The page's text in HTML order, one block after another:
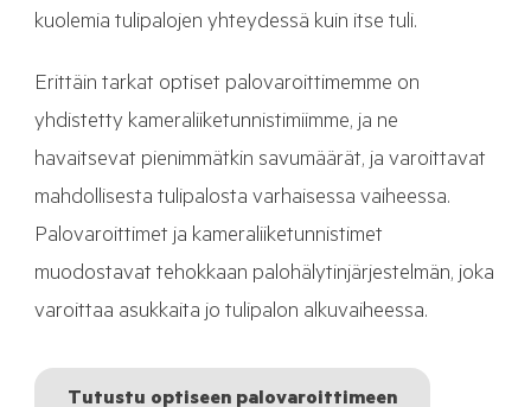
kuolemia tulipalojen yhteydessä kuin itse tuli.
Erittäin tarkat optiset palovaroittimemme on
yhdistetty kameraliiketunnistimiimme, ja ne
havaitsevat pienimmätkin savumäärät, ja varoittavat
mahdollisesta tulipalosta varhaisessa vaiheessa.
Palovaroittimet ja kameraliiketunnistimet
muodostavat tehokkaan palohälytinjärjestelmän, joka
varoittaa asukkaita jo tulipalon alkuvaiheessa.
Tutustu optiseen palovaroittimeen